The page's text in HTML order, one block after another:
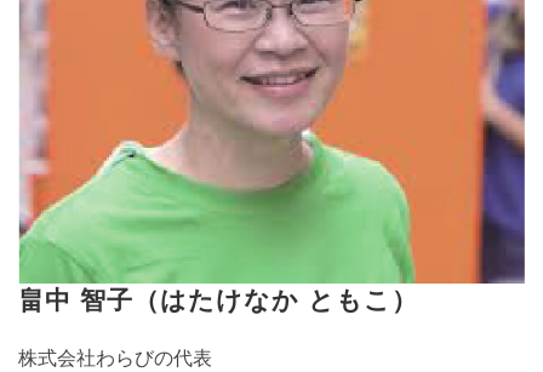
畠中 智子（はたけなか ともこ）
株式会社わらびの代表